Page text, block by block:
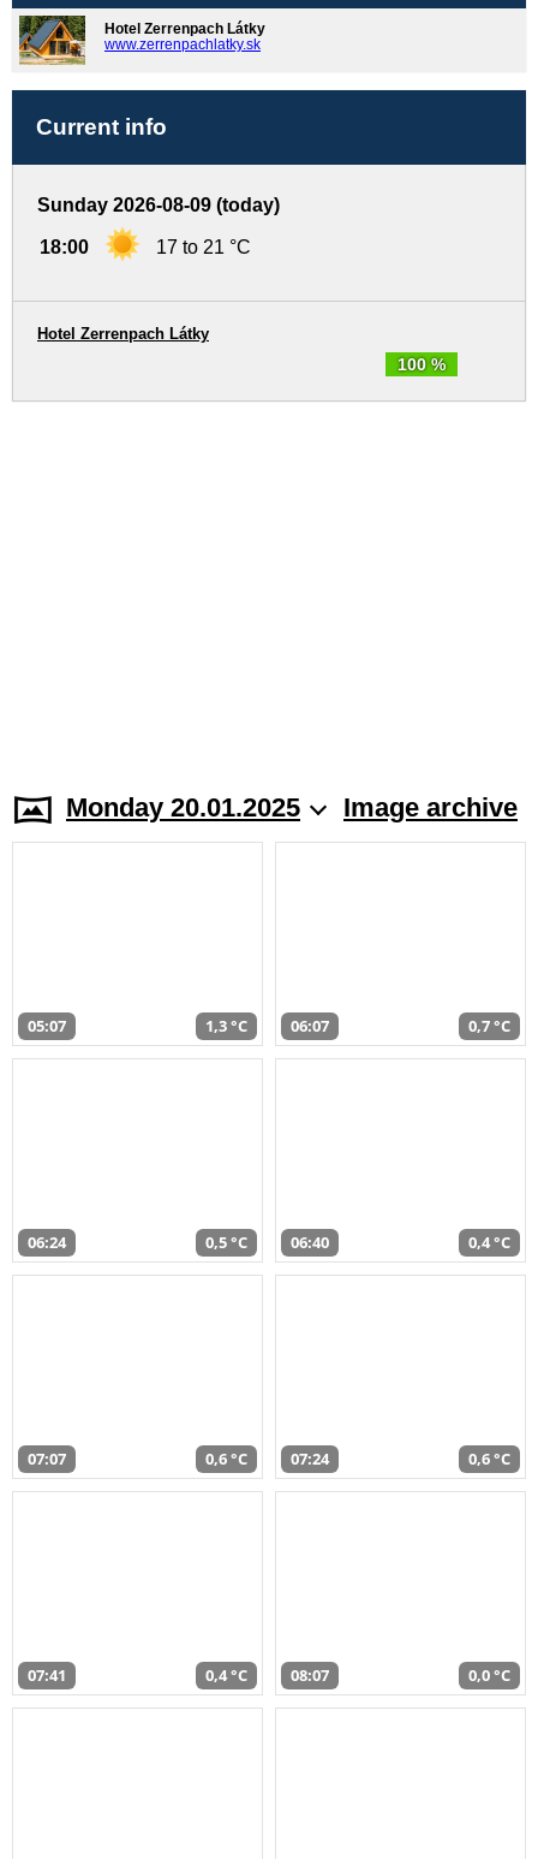
Hotel Zerrenpach Látky
www.zerrenpachlatky.sk
Current info
Sunday 2026-08-09 (today)
18:00 17 to 21 °C
100 %
Hotel Zerrenpach Látky
Monday 20.01.2025 Image archive
05:07 1,3 °C 06:07 0,7 °C
06:24 0,5 °C 06:40 0,4 °C
07:07 0,6 °C 07:24 0,6 °C
07:41 0,4 °C 08:07 0,0 °C